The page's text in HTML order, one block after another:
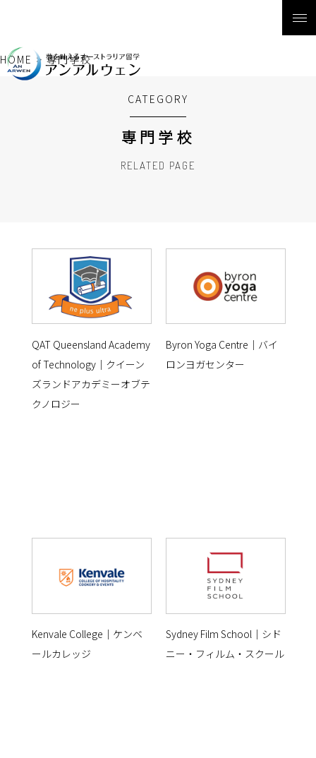
HOME >専門学校
CATEGORY
専門学校
RELATED PAGE
QAT Queensland Academy
of Technology｜クイーン
ズランドアカデミーオブテ
クノロジー
Byron Yoga Centre｜バイ
ロンヨガセンター
Kenvale College｜ケンベ
ールカレッジ
Sydney Film School｜シド
ニー・フィルム・スクール